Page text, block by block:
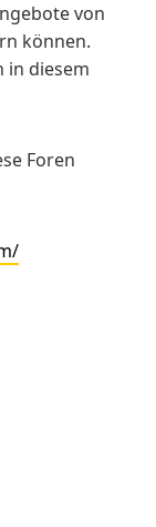
von
können.
in diesem
Foren